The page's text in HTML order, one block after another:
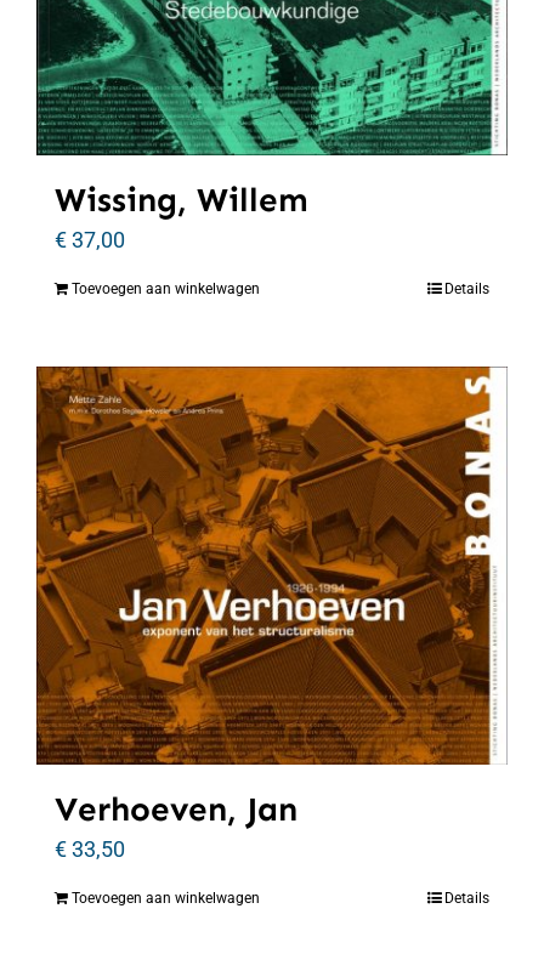
Wissing, Willem
€37,00
Toevoegen aan winkelwagen Details
Verhoeven, Jan
€33,50
Toevoegen aan winkelwagen Details